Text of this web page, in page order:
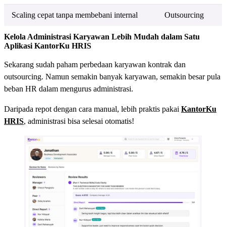
Scaling cepat tanpa membebani internal Outsourcing
Kelola Administrasi Karyawan Lebih Mudah dalam Satu
Aplikasi KantorKu HRIS
Sekarang sudah paham perbedaan karyawan kontrak dan
outsourcing. Namun semakin banyak karyawan, semakin besar pula
beban HR dalam mengurus administrasi.
Daripada repot dengan cara manual, lebih praktis pakai KantorKu
HRIS, administrasi bisa selesai otomatis!